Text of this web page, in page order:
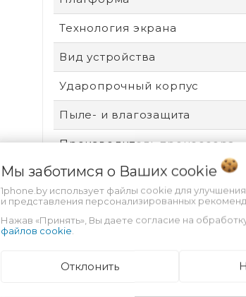
Технология экрана
Вид устройства
Ударопрочный корпус
Пыле- и влагозащита
Производитель процессора
Аккумулятор
Безопасность
Техпроцесс
Мы заботимся о Ваших cookie
1phone.by использует файлы cookie для
и представления персонализированных
Нажав «Принять», Вы даете согласие на
файлов cookie
Отклонить